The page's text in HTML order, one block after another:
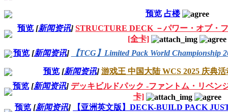
预览 占楼
预览 [新闻资讯] STRUCTURE DECK －パワー・オブ・
[全卡]
预览 [新闻资讯] 【TCG】Limited Pack World Championship
预览 [新闻资讯] 游戏王 中国大陆 WCS 2025 庆典活
预览 [新闻资讯] デッキビルドパック -ファントム・リベン
卡]
预览 [新闻资讯]
【亚洲英文版】DECK-BUILD PACK